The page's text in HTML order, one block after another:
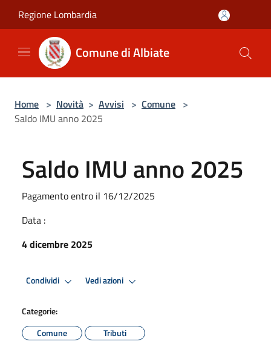
Regione Lombardia
Comune di Albiate
Home > Novità > Avvisi > Comune >
Saldo IMU anno 2025
Saldo IMU anno 2025
Pagamento entro il 16/12/2025
Data :
4 dicembre 2025
Condividi Vedi azioni
Categorie:
Comune
Tributi